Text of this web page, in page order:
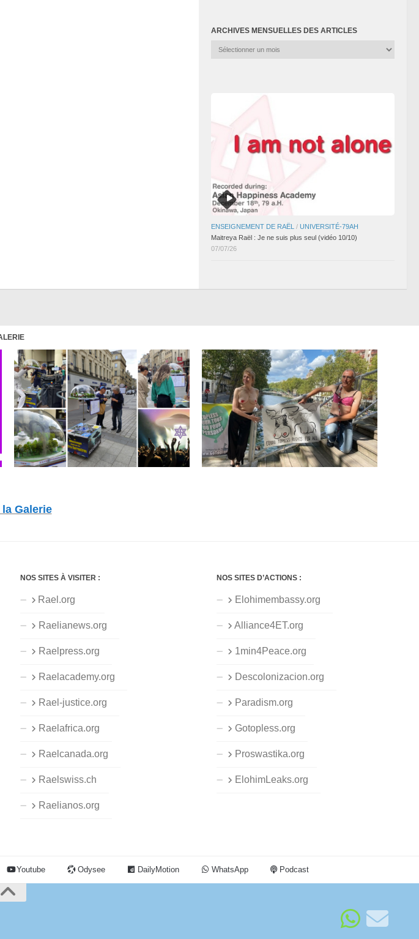
ARCHIVES MENSUELLES DES ARTICLES
Archives
ENSEIGNEMENT DE RAËL / UNIVERSITÉ-79AH
Maitreya Raël : Je ne suis plus seul (vidéo 10/10)
07/07/26
Galerie
NOS SITES À VISITER :
Rael.org
Raelianews.org
Raelpress.org
Raelacademy.org
Rael-justice.org
Raelafrica.org
Raelcanada.org
Raelswiss.ch
Raelianos.org
NOS SITES D’ACTIONS :
Elohimembassy.org
Alliance4ET.org
1min4Peace.org
Descolonizacion.org
Paradism.org
Gotopless.org
Proswastika.org
ElohimLeaks.org
Youtube Odysee DailyMotion WhatsApp Podcast